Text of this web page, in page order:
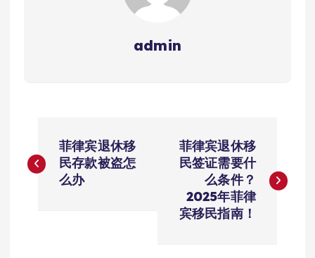
admin
章
菲律宾退休移
民存款被盗怎
么办
菲律宾退休移
民签证需要什
么条件？
2025年菲律
宾移民指南！